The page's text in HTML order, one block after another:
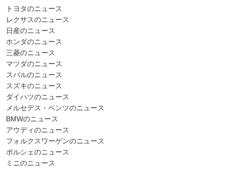
トヨタのニュース
レクサスのニュース
日産のニュース
ホンダのニュース
三菱のニュース
マツダのニュース
スバルのニュース
スズキのニュース
ダイハツのニュース
メルセデス・ベンツのニュース
BMWのニュース
アウディのニュース
フォルクスワーゲンのニュース
ポルシェのニュース
ミニのニュース